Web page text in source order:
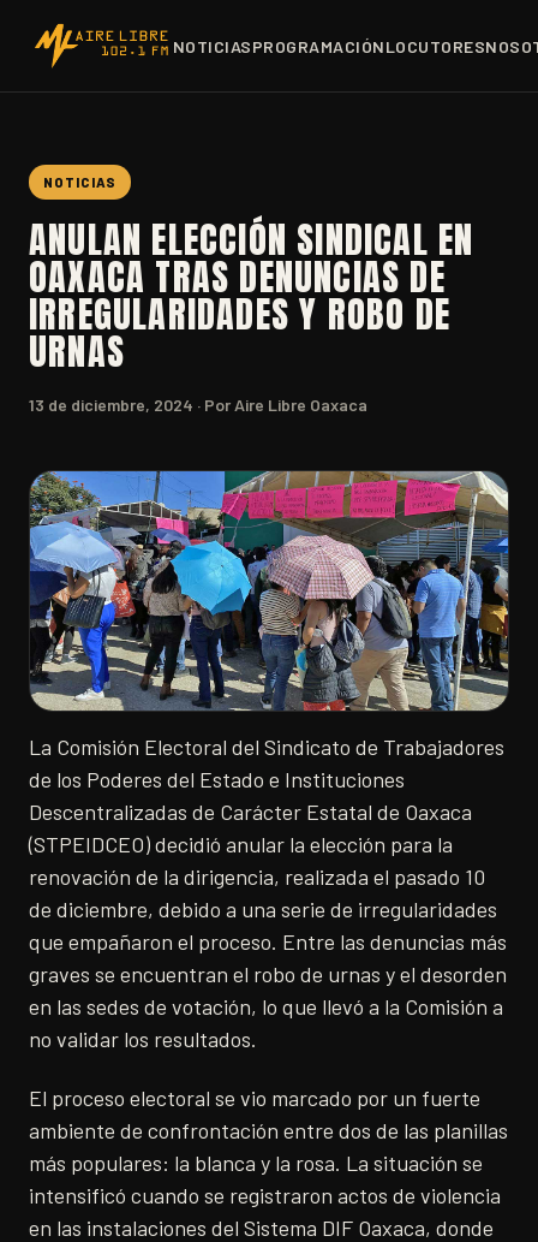
NOTICIASPROGRAMACIÓNLOCUTORES
NOTICIAS
ANULAN ELECCIÓN SINDICAL EN
OAXACA TRAS DENUNCIAS DE
IRREGULARIDADES Y ROBO DE
URNAS
13 de diciembre, 2024 · Por Aire Libre Oaxaca
La Comisión Electoral del Sindicato de Trabajadores
de los Poderes del Estado e Instituciones
Descentralizadas de Carácter Estatal de Oaxaca
(STPEIDCEO) decidió anular la elección para la
renovación de la dirigencia, realizada el pasado 10
de diciembre, debido a una serie de irregularidades
que empañaron el proceso. Entre las denuncias más
graves se encuentran el robo de urnas y el desorden
en las sedes de votación, lo que llevó a la Comisión a
no validar los resultados.
El proceso electoral se vio marcado por un fuerte
ambiente de confrontación entre dos de las planillas
más populares: la blanca y la rosa. La situación se
intensificó cuando se registraron actos de violencia
en las instalaciones del Sistema DIF Oaxaca, donde